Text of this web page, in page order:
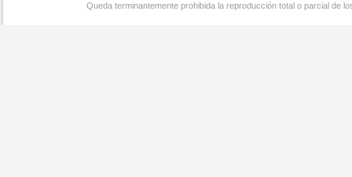
Queda terminantemente prohibida la reproducción total o parcial de